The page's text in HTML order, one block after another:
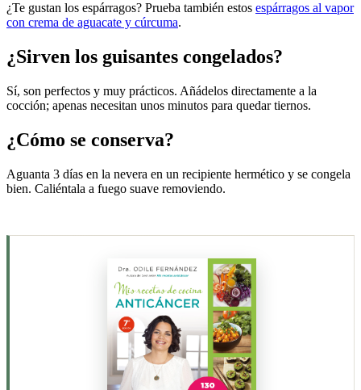
¿Te gustan los espárragos? Prueba también estos espárragos al vapor
con crema de aguacate y cúrcuma.
¿Sirven los guisantes congelados?
Sí, son perfectos y muy prácticos. Añádelos directamente a la
cocción; apenas necesitan unos minutos para quedar tiernos.
¿Cómo se conserva?
Aguanta 3 días en la nevera en un recipiente hermético y se congela
bien. Caliéntala a fuego suave removiendo.